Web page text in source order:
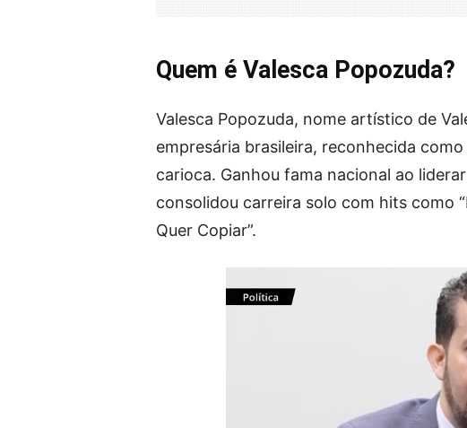
Quem é Valesca Popozuda?
Valesca Popozuda, nome artístico de
empresária brasileira, reconhecida
carioca. Ganhou fama nacional ao
consolidou carreira solo com hits como
Quer Copiar”.